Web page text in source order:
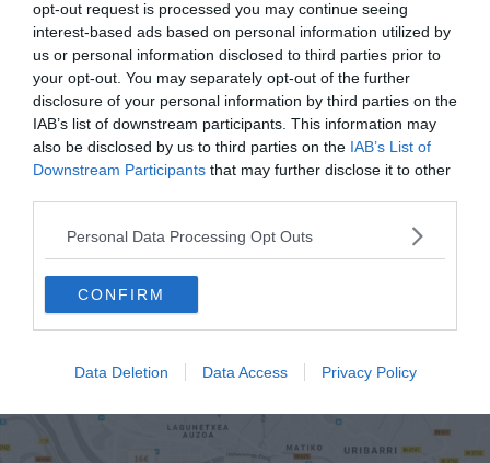
opt-out request is processed you may continue seeing
interest-based ads based on personal information utilized by
us or personal information disclosed to third parties prior to
your opt-out. You may separately opt-out of the further
disclosure of your personal information by third parties on the
IAB’s list of downstream participants. This information may
also be disclosed by us to third parties on the IAB’s List of
Downstream Participants that may further disclose it to other
Personal Data Processing Opt Outs
CONFIRM
Data Deletion Data Access Privacy Policy
surveillance avec des caméras high-tech et se trouvent
à proximité de tous les monuments et points d’intérêts
de la ville.
Situé à deux pas de la Tour Iberdrola et du centre
commercial Zubiarte, leparking Plaza Euskadiest le
point de chute idéal pour visiter le musée de
Guggenheim, d’autant plus qu’il offre un tarif très
avantageux : 16€ la journée. Autre parking pas cher à
Bilbao : leCopark Palacio Euskaldunaest à 16,45€ la
journée et idéalement situé à côté du parc de Dona
Casilda Iturrizar et du Musée maritime de la ria de Bilbao.